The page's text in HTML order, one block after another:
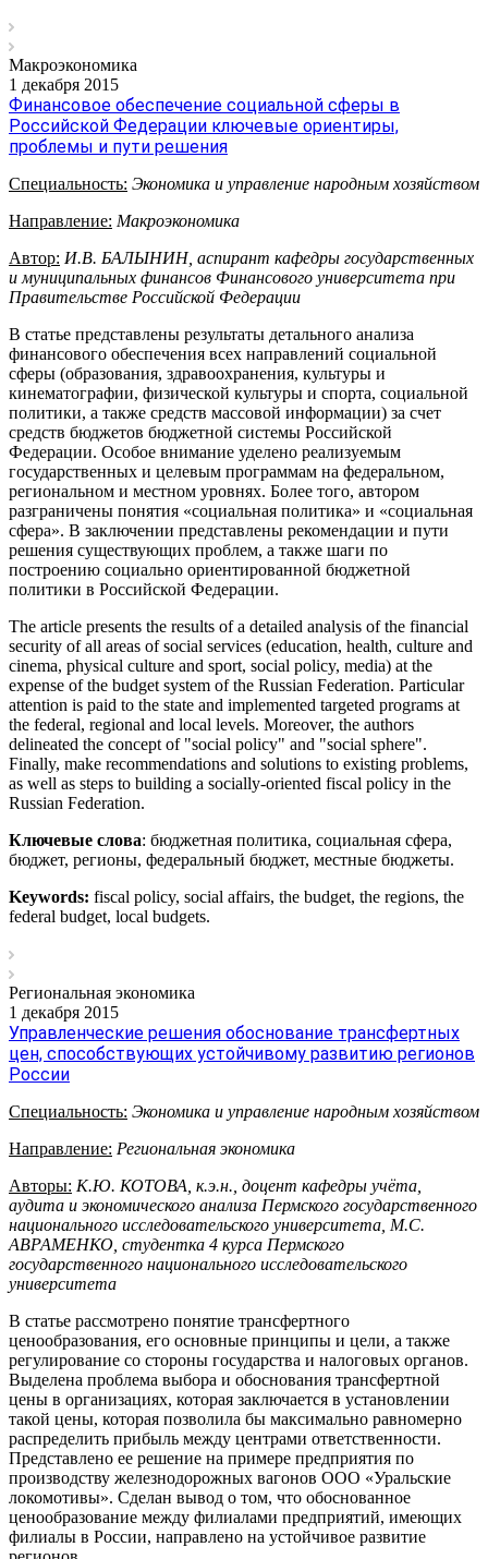
Макроэкономика
1 декабря 2015
Финансовое обеспечение социальной сферы в
Российской Федерации ключевые ориентиры,
проблемы и пути решения
Специальность: Экономика и управление народным хозяйством
Направление: Макроэкономика
Автор: И.В. БАЛЫНИН, аспирант кафедры государственных
и муниципальных финансов Финансового университета при
Правительстве Российской Федерации
В статье представлены результаты детального анализа
финансового обеспечения всех направлений социальной
сферы (образования, здравоохранения, культуры и
кинематографии, физической культуры и спорта, социальной
политики, а также средств массовой информации) за счет
средств бюджетов бюджетной системы Российской
Федерации. Особое внимание уделено реализуемым
государственных и целевым программам на федеральном,
региональном и местном уровнях. Более того, автором
разграничены понятия «социальная политика» и «социальная
сфера». В заключении представлены рекомендации и пути
решения существующих проблем, а также шаги по
построению социально ориентированной бюджетной
политики в Российской Федерации.
The article presents the results of a detailed analysis of the financial
security of all areas of social services (education, health, culture and
cinema, physical culture and sport, social policy, media) at the
expense of the budget system of the Russian Federation. Particular
attention is paid to the state and implemented targeted programs at
the federal, regional and local levels. Moreover, the authors
delineated the concept of "social policy" and "social sphere".
Finally, make recommendations and solutions to existing problems,
as well as steps to building a socially-oriented fiscal policy in the
Russian Federation.
Ключевые слова: бюджетная политика, социальная сфера,
бюджет, регионы, федеральный бюджет, местные бюджеты.
Keywords: fiscal policy, social affairs, the budget, the regions, the
federal budget, local budgets.
Региональная экономика
1 декабря 2015
Управленческие решения обоснование трансфертных
цен, способствующих устойчивому развитию регионов
России
Специальность: Экономика и управление народным хозяйством
Направление: Региональная экономика
Авторы: К.Ю. КОТОВА, к.э.н., доцент кафедры учёта,
аудита и экономического анализа Пермского государственного
национального исследовательского университета, М.С.
АВРАМЕНКО, студентка 4 курса Пермского
государственного национального исследовательского
университета
В статье рассмотрено понятие трансфертного
ценообразования, его основные принципы и цели, а также
регулирование со стороны государства и налоговых органов.
Выделена проблема выбора и обоснования трансфертной
цены в организациях, которая заключается в установлении
такой цены, которая позволила бы максимально равномерно
распределить прибыль между центрами ответственности.
Представлено ее решение на примере предприятия по
производству железнодорожных вагонов ООО «Уральские
локомотивы». Сделан вывод о том, что обоснованное
ценообразование между филиалами предприятий, имеющих
филиалы в России, направлено на устойчивое развитие